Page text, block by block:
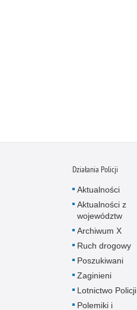
Działania Policji
Aktualności
Aktualności z
województw
Archiwum X
Ruch drogowy
Poszukiwani
Zaginieni
Lotnictwo Policji
Polemiki i